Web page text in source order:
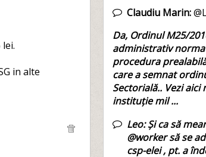
in alte
Claudiu Marin:
Da, Ordinul M25/
administrativ
procedura
care a semnat
Sectorială.. Vezi
instituție mil ...
Leo:Și ca să
@worker să se
csp-elei , pt. a